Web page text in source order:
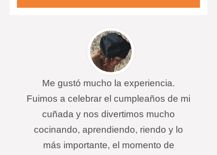
ceps.
Chesse cake en copa
Me gustó mucho la experiencia.
Fuimos a celebrar el cumpleaños de mi
cuñada y nos divertimos mucho
cocinando, aprendiendo, riendo y lo
más importante, el momento de